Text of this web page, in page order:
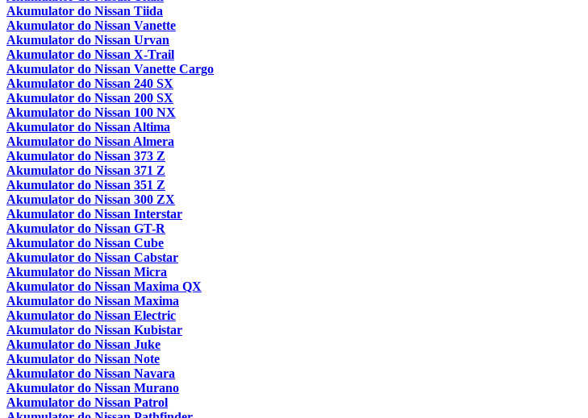
Akumulator do Nissan Tiida
Akumulator do Nissan Vanette
Akumulator do Nissan Urvan
Akumulator do Nissan X-Trail
Akumulator do Nissan Vanette Cargo
Akumulator do Nissan 240 SX
Akumulator do Nissan 200 SX
Akumulator do Nissan 100 NX
Akumulator do Nissan Altima
Akumulator do Nissan Almera
Akumulator do Nissan 373 Z
Akumulator do Nissan 371 Z
Akumulator do Nissan 351 Z
Akumulator do Nissan 300 ZX
Akumulator do Nissan Interstar
Akumulator do Nissan GT-R
Akumulator do Nissan Cube
Akumulator do Nissan Cabstar
Akumulator do Nissan Micra
Akumulator do Nissan Maxima QX
Akumulator do Nissan Maxima
Akumulator do Nissan Electric
Akumulator do Nissan Kubistar
Akumulator do Nissan Juke
Akumulator do Nissan Note
Akumulator do Nissan Navara
Akumulator do Nissan Murano
Akumulator do Nissan Patrol